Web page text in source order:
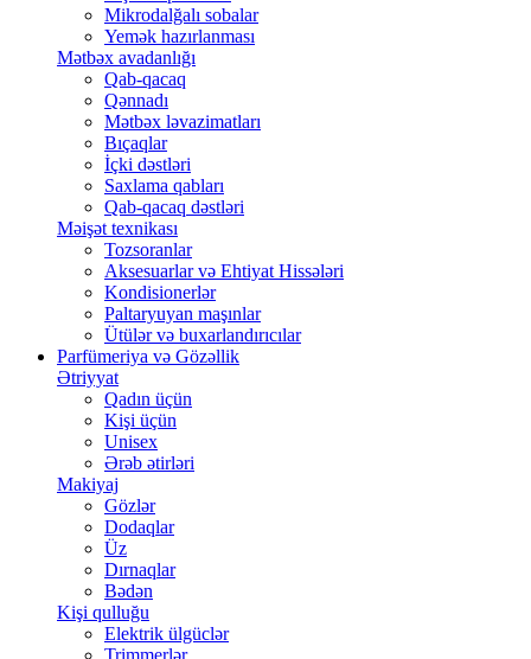
Mikrodalğalı sobalar
Yemək hazırlanması
Mətbəx avadanlığı
Qab-qacaq
Qənnadı
Mətbəx ləvazimatları
Bıçaqlar
İçki dəstləri
Saxlama qabları
Qab-qacaq dəstləri
Məişət texnikası
Tozsoranlar
Aksesuarlar və Ehtiyat Hissələri
Kondisionerlər
Paltaryuyan maşınlar
Ütülər və buxarlandırıcılar
Parfümeriya və Gözəllik
Ətriyyat
Qadın üçün
Kişi üçün
Unisex
Ərəb ətirləri
Makiyaj
Gözlər
Dodaqlar
Üz
Dırnaqlar
Bədən
Kişi qulluğu
Elektrik ülgüclər
Trimmerlər